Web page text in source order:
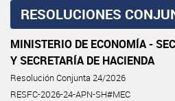
RESOLUCIONES
MINISTERIO DE ECONOMÍA -
Y SECRETARÍA DE HACIENDA
Resolución Conjunta 24/2026
RESFC-2026-24-APN-SH#MEC